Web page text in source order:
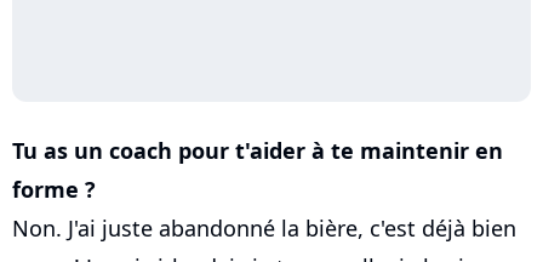
Tu as un coach pour t'aider à te maintenir en
forme ?
Non. J'ai juste abandonné la bière, c'est déjà bien